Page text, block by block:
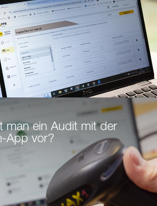
man ein Audit mit der
App vor?